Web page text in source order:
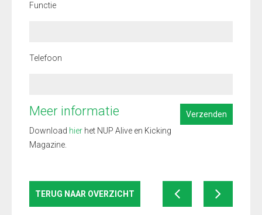
Functie
Telefoon
Meer informatie
Download hier het NUP Alive en Kicking
Magazine.
TERUG NAAR OVERZICHT